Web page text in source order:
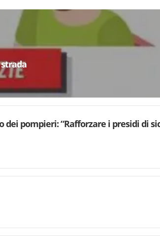
pompieri: “Rafforzare i presidi di